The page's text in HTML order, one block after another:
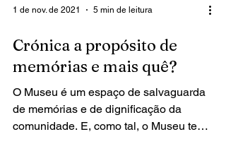
1 de nov. de 2021 5 min de leitura
Crónica a propósito de
memórias e mais quê?